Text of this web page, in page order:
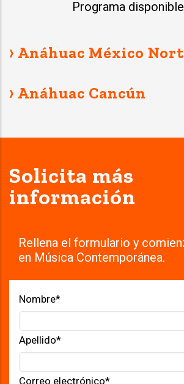
Programa
› Anáhuac México
› Anáhuac Cancún
Solicita más
información
Rellena el formulario y
en Música Contemporánea.
Nombre*
Apellido*
Correo electrónico*